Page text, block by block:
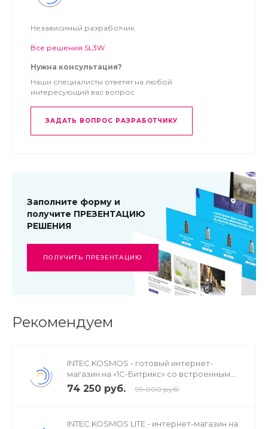
Независимый разработчик.
Все решения SL3W
Нужна консультация?
Наши специалисты ответят на любой
интересующий вас вопрос
ЗАДАТЬ ВОПРОС РАЗРАБОТЧИКУ
Заполните форму и
получите ПРЕЗЕНТАЦИЮ
РЕШЕНИЯ
ПОЛУЧИТЬ ПРЕЗЕНТАЦИЮ
Рекомендуем
INTEC.KOSMOS - готовый интернет-
магазин на «1С-Битрикс» со встроенным
искусственным интеллектом
74 250 руб. 99 000 руб.
INTEC.KOSMOS LITE - интернет-магазин на